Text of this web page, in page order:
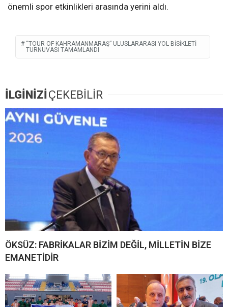
önemli spor etkinlikleri arasında yerini aldı.
“TOUR OF KAHRAMANMARAŞ” ULUSLARARASI YOL BISIKLETI
TURNUVASI TAMAMLANDI
İLGİNİZİÇEKEBİLİR
ÖKSÜZ: FABRİKALAR BİZİM DEĞİL, MİLLETİN BİZE
EMANETİDİR